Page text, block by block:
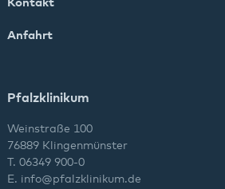
Kontakt
Anfahrt
Pfalzklinikum
Weinstraße 100
76889 Klingenmünster
T. 06349 900-0
E. info@pfalzklinikum.de